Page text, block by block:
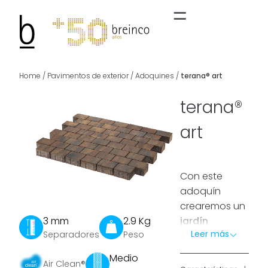
Home / Pavimentos de exterior/Adoquines / terana® art
3 mm
Separadores
2.9 Kg
Peso
Air Clean® Medio
terana®
art
Con este
adoquín
crearemos un
jardín
perfecto. Un
jardín que nos
Leer más